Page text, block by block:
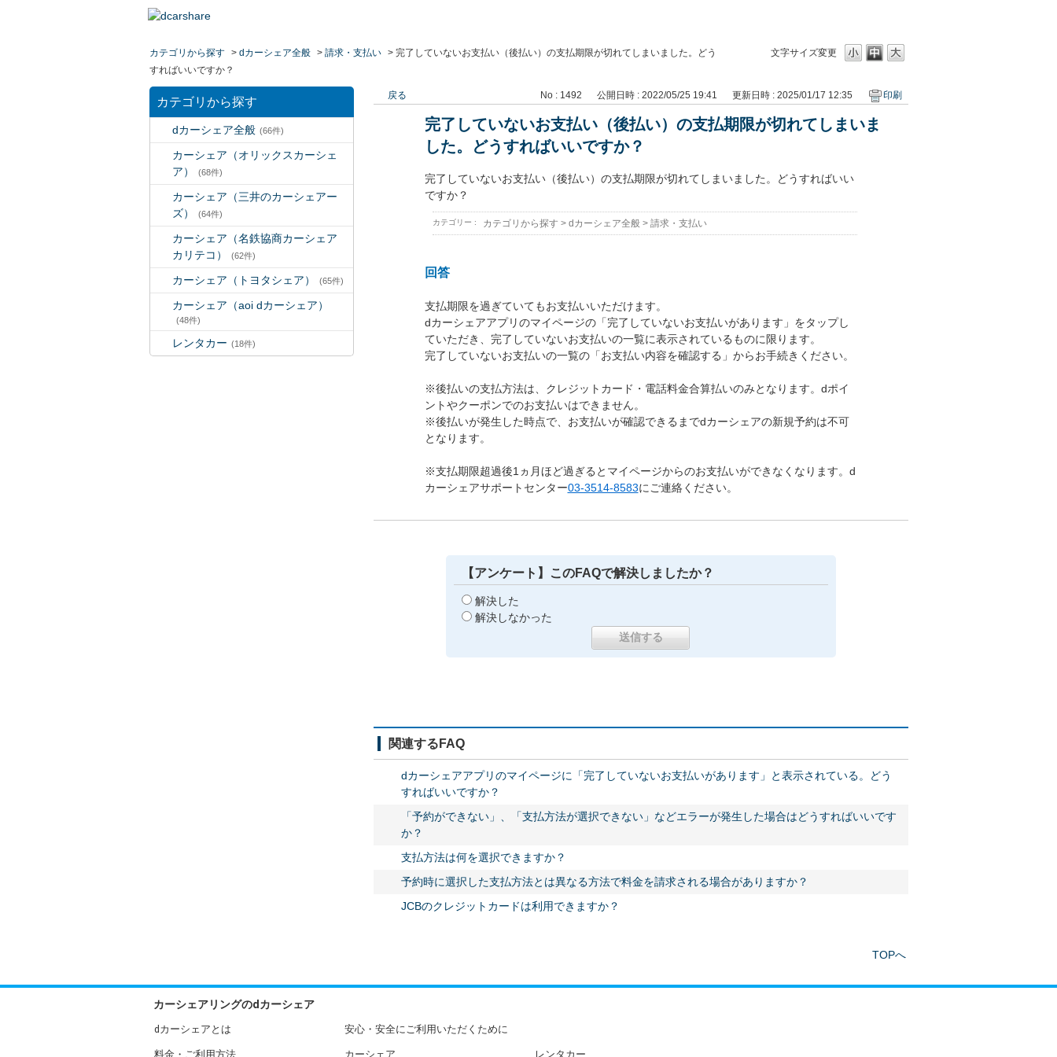
文字サイズ変更
カテゴリから探す > dカーシェア全般 > 請求・支払い > 完了していないお支払い（後払い）の支払期限が切れてしまいました。どう
すればいいですか？
カテゴリから探す
dカーシェア全般 (66件)
カーシェア（オリックスカーシェ
ア）
(68件)
カーシェア（三井のカーシェアー
ズ）
(64件)
カーシェア（名鉄協商カーシェア
カリテコ）
(62件)
カーシェア（トヨタシェア） (65件)
カーシェア（aoi dカーシェア）
(48件)
レンタカー (18件)
戻る No : 1492 公開日時 : 2022/05/25 19:41 更新日時 : 2025/01/17 12:35 印刷
完了していないお支払い（後払い）の支払期限が切れてしまいま
した。どうすればいいですか？
完了していないお支払い（後払い）の支払期限が切れてしまいました。どうすればいい
ですか？
カテゴリー : カテゴリから探す > dカーシェア全般> 請求・支払い
回答
支払期限を過ぎていてもお支払いいただけます。
dカーシェアアプリのマイページの「完了していないお支払いがあります」をタップし
ていただき、完了していないお支払いの一覧に表示されているものに限ります。
完了していないお支払いの一覧の「お支払い内容を確認する」からお手続きください。
※後払いの支払方法は、クレジットカード・電話料金合算払いのみとなります。dポイ
ントやクーポンでのお支払いはできません。
※後払いが発生した時点で、お支払いが確認できるまでdカーシェアの新規予約は不可
となります。
※支払期限超過後1ヵ月ほど過ぎるとマイページからのお支払いができなくなります。d
カーシェアサポートセンター03-3514-8583にご連絡ください。
【アンケート】このFAQで解決しましたか？
解決した
解決しなかった
関連するFAQ
dカーシェアアプリのマイページに「完了していないお支払いがあります」と表示されている。どう
すればいいですか？
「予約ができない」、「支払方法が選択できない」などエラーが発生した場合はどうすればいいです
か？
支払方法は何を選択できますか？
予約時に選択した支払方法とは異なる方法で料金を請求される場合がありますか？
JCBのクレジットカードは利用できますか？
TOPへ
カーシェアリングのdカーシェア
dカーシェアとは 安心・安全にご利用いただくために
料金・ご利用方法 カーシェア レンタカー